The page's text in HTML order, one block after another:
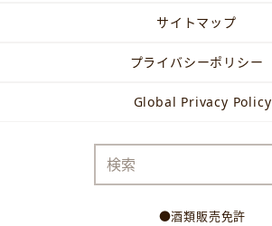
サイトマップ
プライバシーポリシー
Global Privacy Policy
●酒類販売免許